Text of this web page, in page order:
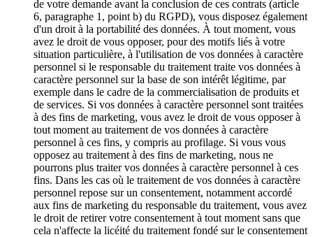
de votre demande avant la conclusion de ces contrats (article
6, paragraphe 1, point b) du RGPD), vous disposez également
d'un droit à la portabilité des données. À tout moment, vous
avez le droit de vous opposer, pour des motifs liés à votre
situation particulière, à l'utilisation de vos données à caractère
personnel si le responsable du traitement traite vos données à
caractère personnel sur la base de son intérêt légitime, par
exemple dans le cadre de la commercialisation de produits et
de services. Si vos données à caractère personnel sont traitées
à des fins de marketing, vous avez le droit de vous opposer à
tout moment au traitement de vos données à caractère
personnel à ces fins, y compris au profilage. Si vous vous
opposez au traitement à des fins de marketing, nous ne
pourrons plus traiter vos données à caractère personnel à ces
fins. Dans les cas où le traitement de vos données à caractère
personnel repose sur un consentement, notamment accordé
aux fins de marketing du responsable du traitement, vous avez
le droit de retirer votre consentement à tout moment sans que
cela n'affecte la licéité du traitement fondé sur le consentement